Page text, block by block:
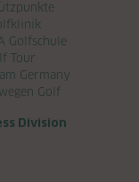
Golfschule
Tour
Germany
Golf
Division